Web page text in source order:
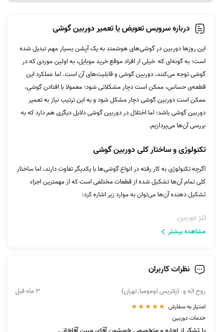
درباره سرویس تعویض یا تعمیر دوربین گوشی
این روزها دوربین در گوشی‌های هوشمند به یک آپشن بسیار مهم تبدیل شده
است؛ به گونه‌ای که خیلی از افراد موقع خرید موبایل، به اولین موردی که در
گوشی توجه می‌کنند، دوربین گوشی و قابلیت‌های آن است. اما عملکرد این
قطعه‌ی حساس، ممکن است دچار مشکلاتی شود؛ معمولا با افتادن گوشی،‌
ممکن است دوربین گوشی دچار مشکل شود و به این ترتیب نیاز به تعمیر
دوربین گوشی باشد؛ اما اختلال در دوربین گوشی دلایل دیگری هم دارد که به
بررسی آن‌ها می‌پردازیم.
تکنولوژی و ساختار کلی دوربین گوشی
اگرچه تکنولوژی به کار رفته در انواع گوشی‌ها با یکدیگر تفاوت دارند، اما ساختار
کلی تمام آن‌ها تشکیل شده از قطعات مختلفی است که از مهمترین اجزاء
تشکیل دهنده آن‌ها می‌توان به موارد زیر اشاره کرد؛
لنز دوربین
لنز دوربین متشکل از چندین عدسی است که نور منعکس شده از سوژه را در
سنسور دوربین
سنسوردوربین، قطعه‌ای است که نور دریافتی را به صورت الکترونیکی به
سنسور پردازشگر منتقل می‌کند. با پردازش این نور فایل تصویری در حافظه قابل
ذخیره خواهد بود. کیفیت تصویر رابطه مستقیمی با اندازه سنسور و تعداد
پیکسل‌های آن دارد.
مشاهده بیشتر
نظرات کاربران
روح اله و. (پاتریس لومومبا, تهران) 3 ماه قبل
امتیاز به سفارش
خدمات دوربین